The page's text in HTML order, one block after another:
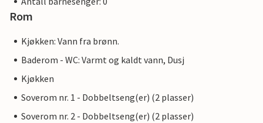
Rom
Kjøkken: Vann fra brønn.
Baderom - WC: Varmt og kaldt vann, Dusj
Kjøkken
Soverom nr. 1 - Dobbeltseng(er) (2 plasser)
Soverom nr. 2 - Dobbeltseng(er) (2 plasser)